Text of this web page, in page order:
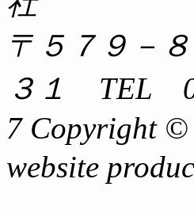
〒５７９－
３１ TEL
7 Copyright ©
website